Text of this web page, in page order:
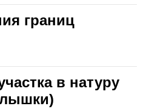
границ
в натуру